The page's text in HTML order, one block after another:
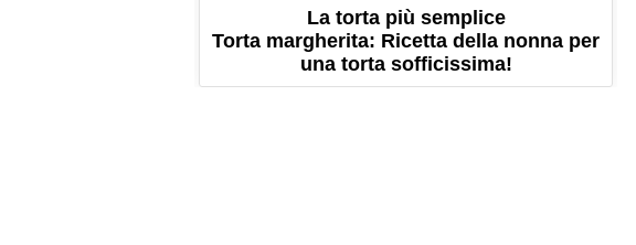
La torta più semplice
Torta margherita: Ricetta della nonna per
una torta sofficissima!